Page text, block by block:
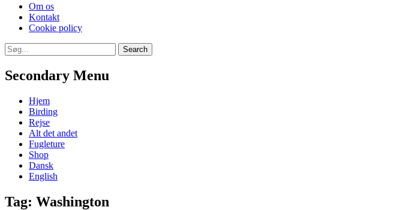
Skip
content
Om os
Kontakt
Cookie policy
Search
Search
for:
Secondary Menu
Skip
content
Hjem
Birding
Rejse
Alt det andet
Fugleture
Shop
Dansk
English
Tag: Washington